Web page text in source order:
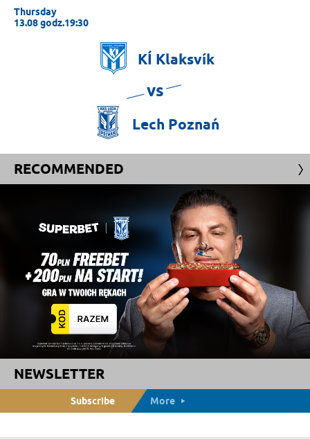
Thursday
13.08 godz.19:30
KÍ Klaksvík
vs
Lech Poznań
RECOMMENDED
NEWSLETTER
Subscribe More